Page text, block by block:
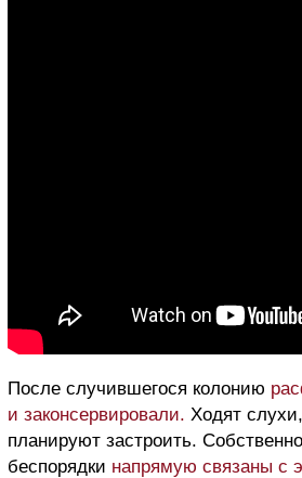
После случившегося колонию
и законсервировали. Ходят
планируют застроить.
беспорядки напрямую связаны с